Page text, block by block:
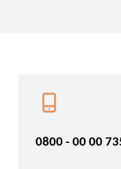
0800 - 00 00